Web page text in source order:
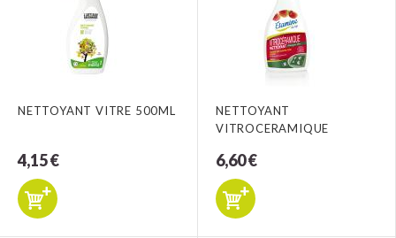
NETTOYANT VITRE 500ML
4,15 €
NETTOYANT
VITROCERAMIQUE
6,60 €